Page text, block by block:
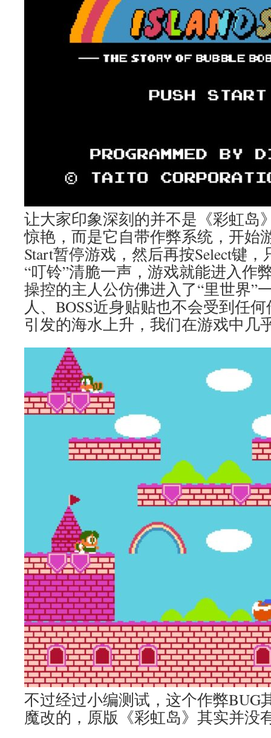
让大家印象深刻的并不是《彩虹岛
惊艳，而是它自带作弊系统，开始
Start暂停游戏，然后再按Select键
“叮铃”清脆一声，游戏就能进入作
操控的主人公仿佛进入了“里世界”
人、BOSS近身贴贴也不会受到任
引发的海水上升，我们在游戏中几
不过经过小编测试，这个作弊BUG
魔改的，原版《彩虹岛》其实并没